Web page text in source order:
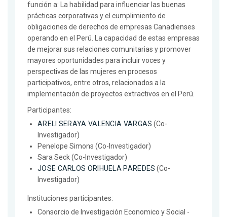
función a: La habilidad para influenciar las buenas
prácticas corporativas y el cumplimiento de
obligaciones de derechos de empresas Canadienses
operando en el Perú. La capacidad de estas empresas
de mejorar sus relaciones comunitarias y promover
mayores oportunidades para incluir voces y
perspectivas de las mujeres en procesos
participativos, entre otros, relacionados a la
implementación de proyectos extractivos en el Perú.
Participantes:
ARELI SERAYA VALENCIA VARGAS (Co-
Investigador)
Penelope Simons (Co-Investigador)
Sara Seck (Co-Investigador)
JOSE CARLOS ORIHUELA PAREDES (Co-
Investigador)
Instituciones participantes:
Consorcio de Investigación Economico y Social -